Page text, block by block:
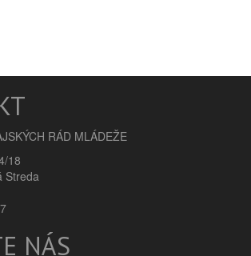
RÁD MLÁDEŽE
18
Streda
NÁS